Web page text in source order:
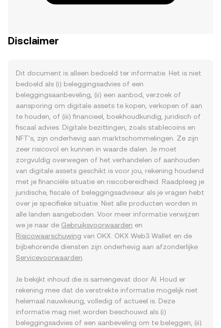
Disclaimer
Dit document is alleen bedoeld ter informatie. Het is niet
bedoeld als (i) beleggingsadvies of een
beleggingsaanbeveling, (ii) een aanbod, verzoek of
aansporing om digitale assets te kopen, verkopen of aan
te houden, of (iii) financieel, boekhoudkundig, juridisch of
fiscaal advies. Digitale bezittingen, zoals stablecoins en
NFT's, zijn onderhevig aan marktschommelingen. Ze zijn
zeer risicovol en kunnen in waarde dalen. Je moet
zorgvuldig overwegen of het verhandelen of aanhouden
van digitale assets geschikt is voor jou, rekening houdend
met je financiële situatie en risicobereidheid. Raadpleeg je
juridische, fiscale of beleggingsadviseur als je vragen hebt
over je specifieke situatie. Niet alle producten worden in
alle landen aangeboden. Voor meer informatie verwijzen
we je naar de Gebruiksvoorwaarden en
Risicowaarschuwing van OKX. OKX Web3 Wallet en de
bijbehorende diensten zijn onderhevig aan afzonderlijke
Servicevoorwaarden
Je bekijkt inhoud die is samengevat door AI. Houd er
rekening mee dat de verstrekte informatie mogelijk niet
helemaal nauwkeurig, volledig of actueel is. Deze
informatie mag niet worden beschouwd als (i)
beleggingsadvies of een aanbeveling om te beleggen, (ii)